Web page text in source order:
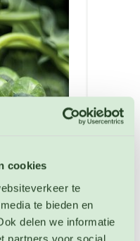
cookies
te
te bieden en
delen we informatie
partners voor social